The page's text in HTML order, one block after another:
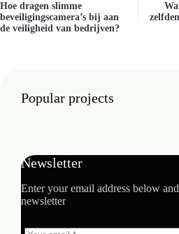
Hoe dragen slimme
beveiligingscamera’s bij aan
de veiligheid van bedrijven?
Popular projects
Newsletter
Enter your email address below
newsletter